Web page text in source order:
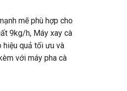
mẽ phù hợp cho
9kg/h, Máy xay cà
hiệu quả tối ưu và
với máy pha cà